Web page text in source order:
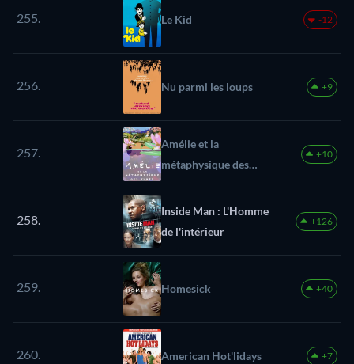
255. Le Kid -12
256. Nu parmi les loups +9
257.
Amélie et la
métaphysique des
tubes
+10
258.
Inside Man : L'Homme
de l'intérieur
+126
259. Homesick +40
260. American Hot'lidays +7